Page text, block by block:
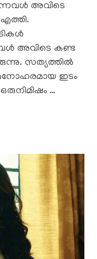
അവിടെ
അവിടെ കണ്ട
സത്യത്തിൽ
ഇടം
…